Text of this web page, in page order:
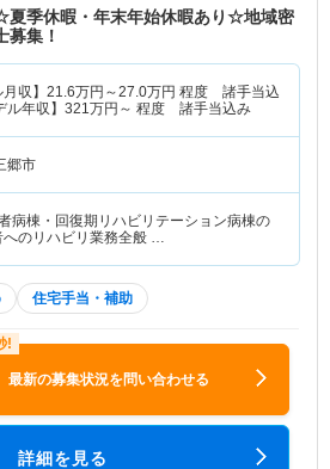
季休暇・年末年始休暇あり☆地域密
募集！
収】 21.6万円～27.0万円 程度 諸手当込
年収】 321万円～ 程度 諸手当込み
郷市
病棟・回復期リハビリテーション病棟の
入院患者へのリハビリ業務全般 …
住宅手当・補助
最新の募集状況を問い合わせる
詳細を見る